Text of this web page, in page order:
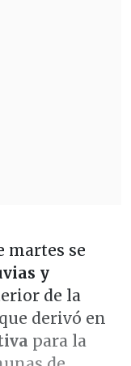
martes se
y
de la
derivó en
para la